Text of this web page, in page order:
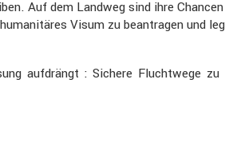
Auf dem Landweg sind ihre
Visum zu beantragen und
aufdrängt : Sichere Flucht­wege